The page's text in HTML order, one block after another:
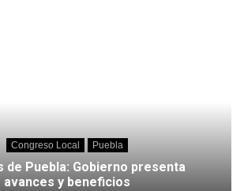
Congreso Local Puebla
de Puebla: Gobierno presenta
avances y beneficios